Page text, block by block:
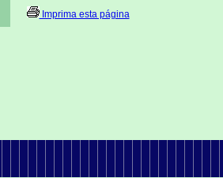
Imprima esta página